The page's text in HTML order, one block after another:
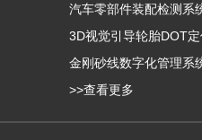
汽车零部件装配检测系
3D视觉引导轮胎DOT
金刚砂线数字化管理系
>>查看更多